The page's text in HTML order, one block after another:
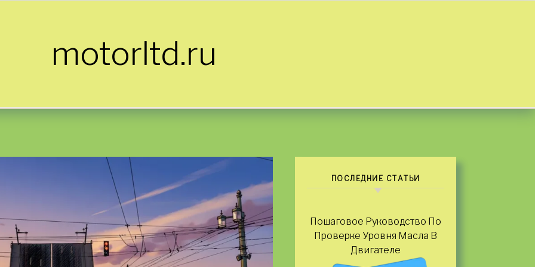
motorltd.ru
ПОСЛЕДНИЕ СТАТЬИ
Пошаговое Руководство По
Проверке Уровня Масла В
Двигателе